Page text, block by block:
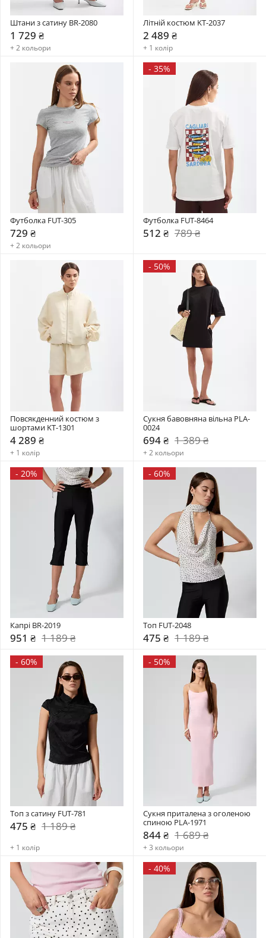
Штани з сатину BR-2080
1 729 ₴
+ 2 кольори
Літній костюм KT-2037
2 489 ₴
+ 1 колір
Футболка FUT-305
729 ₴
+ 2 кольори
- 35%
Футболка FUT-8464
512 ₴ 789 ₴
Повсякденний костюм з
шортами KT-1301
4 289 ₴
+ 1 колір
- 50%
Сукня бавовняна вільна PLA-
0024
694 ₴ 1 389 ₴
+ 2 кольори
- 20%
Капрі BR-2019
951 ₴ 1 189 ₴
- 60%
Топ FUT-2048
475 ₴ 1 189 ₴
- 60%
Топ з сатину FUT-781
475 ₴ 1 189 ₴
+ 1 колір
- 50%
Сукня приталена з оголеною
спиною PLA-1971
844 ₴ 1 689 ₴
+ 3 кольори
- 40%